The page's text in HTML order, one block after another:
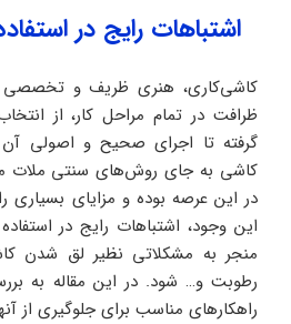
اشتباهات رایج در
کاشی‌کاری، هنری ظریف و تخصصی
ظرافت در تمام مراحل کار، از
گرفته تا اجرای صحیح و اصولی
کاشی به جای روش‌های سنتی ملات
در این عرصه بوده و مزایای بسیاری
این وجود، اشتباهات رایج در
منجر به مشکلاتی نظیر لق شدن
رطوبت و… شود. در این مقاله به
راهکارهای مناسب برای جلوگیری از